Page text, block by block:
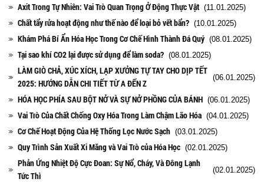
Axit Trong Tự Nhiên: Vai Trò Quan Trọng Ở Động Thực Vật (11.01.2025)
Chất tẩy rửa hoạt động như thế nào để loại bỏ vết bẩn? (10.01.2025)
Khám Phá Bí Ẩn Hóa Học Trong Cơ Chế Hình Thành Đá Quý (08.01.2025)
Tại sao khí CO2 lại được sử dụng để làm soda? (08.01.2025)
LÀM GIÒ CHẢ, XÚC XÍCH, LẠP XƯỞNG TỰ TAY CHO DỊP TẾT
2025: HƯỚNG DẪN CHI TIẾT TỪ A ĐẾN Z
(06.01.2025)
HÓA HỌC PHÍA SAU BỘT NỞ VÀ SỰ NỞ PHỒNG CỦA BÁNH (06.01.2025)
Vai Trò Của Chất Chống Oxy Hóa Trong Làm Chậm Lão Hóa (04.01.2025)
Cơ Chế Hoạt Động Của Hệ Thống Lọc Nước Sạch (03.01.2025)
Quy Trình Sản Xuất Xi Măng và Vai Trò của Hóa Học (02.01.2025)
Phản Ứng Nhiệt Độ Cực Đoan: Sự Nổ, Cháy, Và Đông Lạnh
Tức Thì
(02.01.2025)